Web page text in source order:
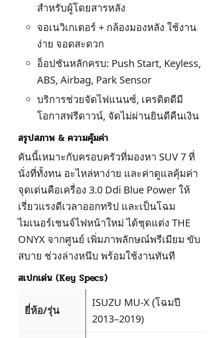
สำหรับผู้โดยสารหลัง
จอเนวิเกเตอร์ + กล้องมองหลัง ใช้งาน
ง่าย จอดสะดวก
อ็อปชันหลักครบ: Push Start, Keyless,
ABS, Airbag, Park Sensor
บริการช่วยจัดไฟแนนซ์, เครดิตดีมี
โอกาสฟรีดาวน์, จัดไม่ผ่านยินดีคืนเงิน
สรุปสภาพ & ความคุ้มค่า
คันนี้เหมาะกับครอบครัวที่มองหา SUV 7 ที่
นั่งที่ทั้งทน อะไหล่หาง่าย และค่าดูแลคุ้มค่า
จุดเด่นคือเครื่อง 3.0 Ddi Blue Power ให้
เรี่ยวแรงดีเวลาออกทริป และเป็นโฉม
ไมเนอร์เชนจ์ไฟหน้าใหม่ ได้ชุดแต่ง THE
ONYX จากศูนย์ เพิ่มภาพลักษณ์พรีเมียม ขับ
สบาย ช่วงล่างหนึบ พร้อมใช้งานทันที
สเปกเด่น (Key Specs)
ยี่ห้อ/รุ่น
ISUZU MU-X (โฉมปี
2013–2019)